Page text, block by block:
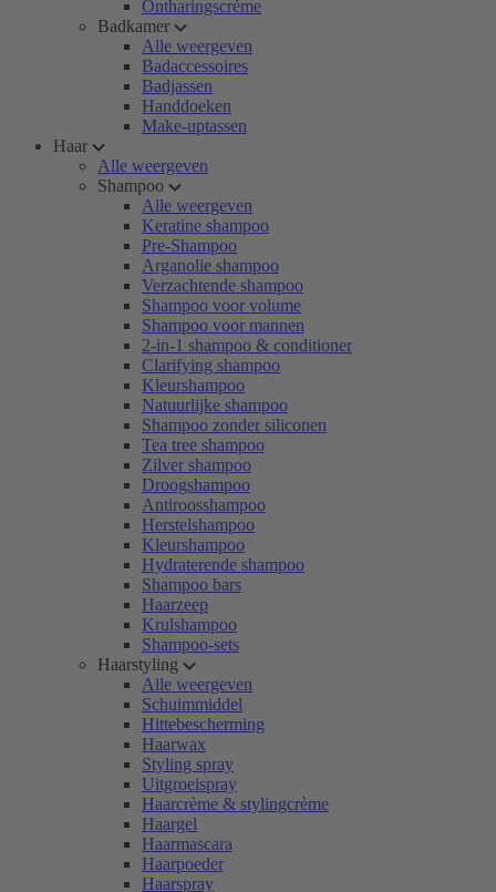
Ontharingscrème
Badkamer
Alle weergeven
Badaccessoires
Badjassen
Handdoeken
Make-uptassen
Haar
Alle weergeven
Shampoo
Alle weergeven
Keratine shampoo
Pre-Shampoo
Arganolie shampoo
Verzachtende shampoo
Shampoo voor volume
Shampoo voor mannen
2-in-1 shampoo & conditioner
Clarifying shampoo
Kleurshampoo
Natuurlijke shampoo
Shampoo zonder siliconen
Tea tree shampoo
Zilver shampoo
Droogshampoo
Antiroosshampoo
Herstelshampoo
Kleurshampoo
Hydraterende shampoo
Shampoo bars
Haarzeep
Krulshampoo
Shampoo-sets
Haarstyling
Alle weergeven
Schuimmiddel
Hittebescherming
Haarwax
Styling spray
Uitgroeispray
Haarcrème & stylingcrème
Haargel
Haarmascara
Haarpoeder
Haarspray